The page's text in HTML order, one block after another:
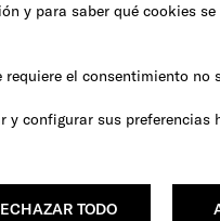
y para saber qué cookies
el consentimiento no
y configurar sus preferencias
TODO